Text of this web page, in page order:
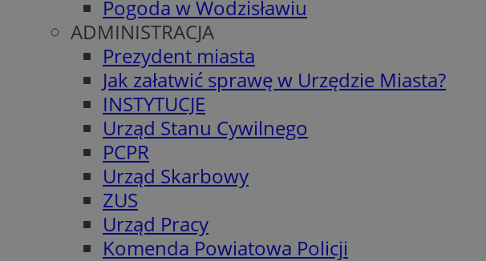
Pogoda w Wodzisławiu
ADMINISTRACJA
Prezydent miasta
Jak załatwić sprawę w Urzędzie Miasta?
INSTYTUCJE
Urząd Stanu Cywilnego
PCPR
Urząd Skarbowy
ZUS
Urząd Pracy
Komenda Powiatowa Policji